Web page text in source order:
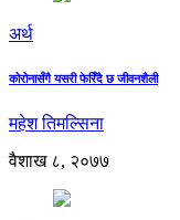
अर्थ
कोरोनासँगै यसरी फेरिँदै छ जीवनशैली
महेश तिमल्सिना
वैशाख ८, २०७७